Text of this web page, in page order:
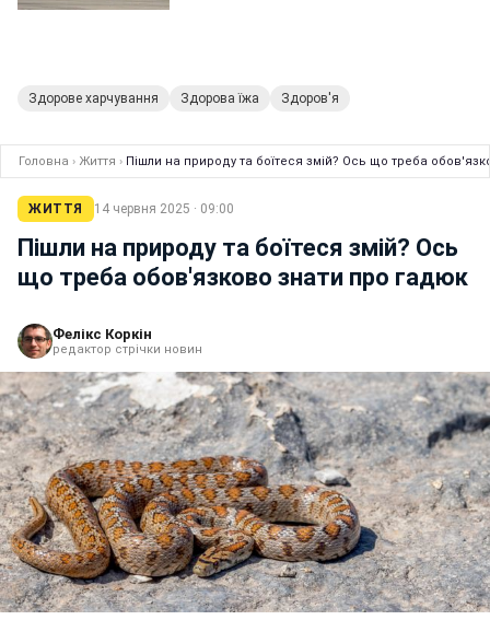
Здорове харчування Здорова їжа Здоров'я
Головна › Життя › Пішли на природу та боїтеся змій? Ось що треба
ЖИТТЯ 14 червня 2025 · 09:00
Пішли на природу та боїтеся змій? Ось
що треба обов'язково знати про гадюк
Фелікс Коркін
редактор стрічки новин